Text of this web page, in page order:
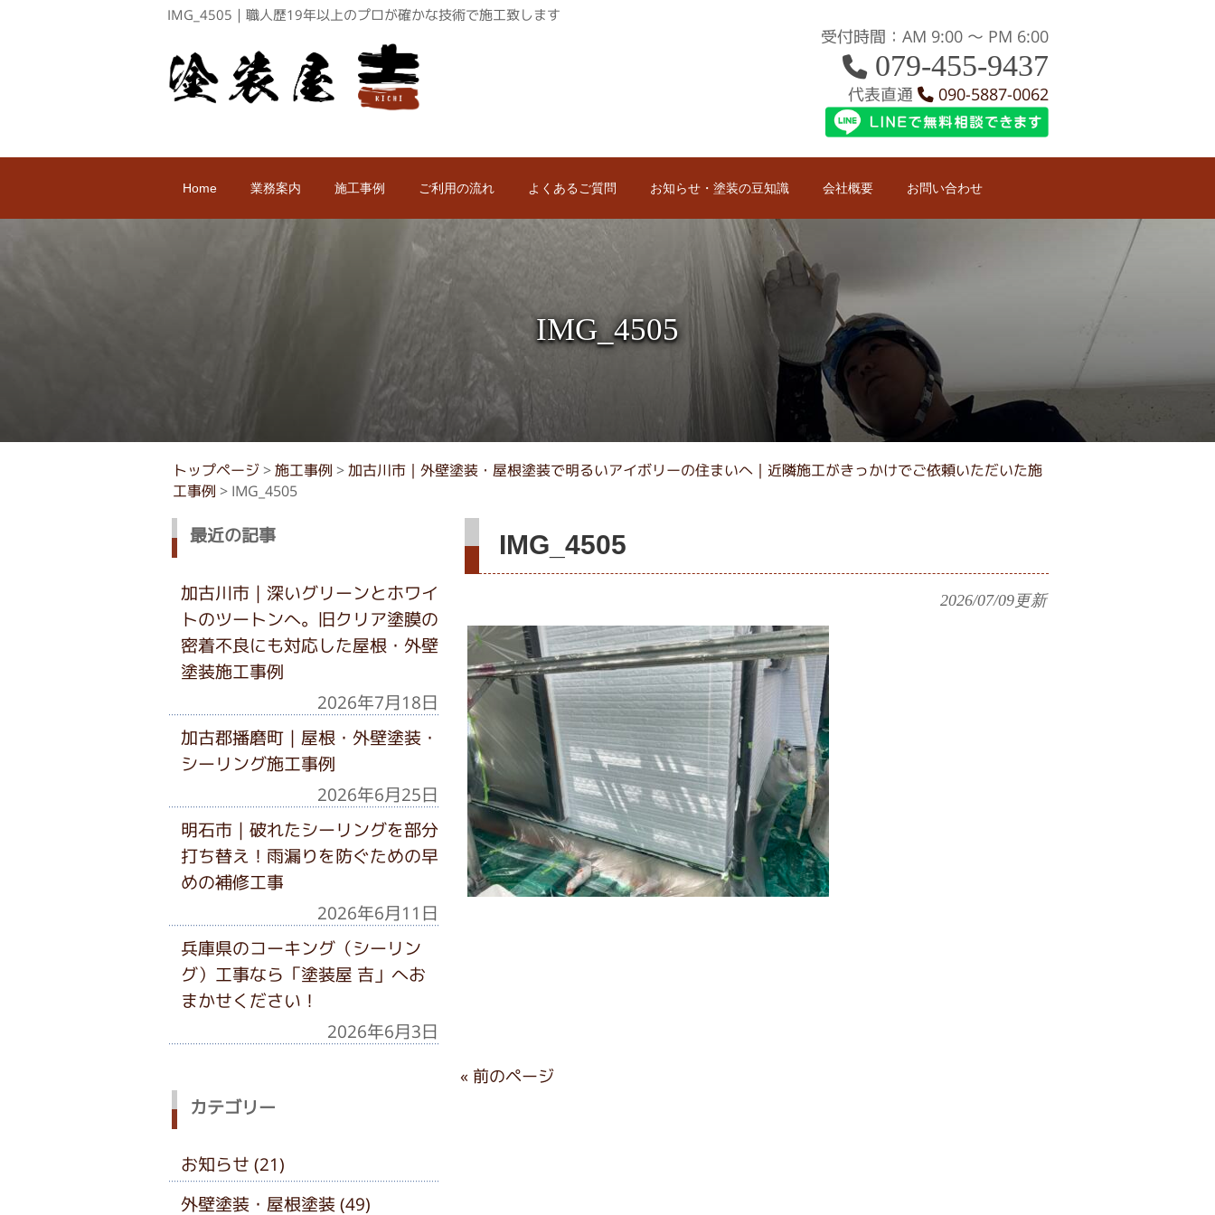
IMG_4505｜職人歴19年以上のプロが確かな技術で施工致します
受付時間：AM 9:00 〜 PM 6:00
079-455-9437
代表直通 090-5887-0062
Home 業務案内 施工事例 ご利用の流れ よくあるご質問 お知らせ・塗装の豆知識 会社概要 お問い合わせ
IMG_4505
トップページ> 施工事例 > 加古川市｜外壁塗装・屋根塗装で明るいアイボリーの住まいへ｜近隣施工がきっかけでご依頼いただいた施
工事例 > IMG_4505
IMG_4505
2026/07/09更新
« 前のページ
最近の記事
加古川市｜深いグリーンとホワイ
トのツートンへ。旧クリア塗膜の
密着不良にも対応した屋根・外壁
塗装施工事例
2026年7月18日
加古郡播磨町｜屋根・外壁塗装・
シーリング施工事例
2026年6月25日
明石市｜破れたシーリングを部分
打ち替え！雨漏りを防ぐための早
めの補修工事
2026年6月11日
兵庫県のコーキング（シーリン
グ）工事なら「塗装屋 吉」へお
まかせください！
2026年6月3日
カテゴリー
お知らせ (21)
外壁塗装・屋根塗装 (49)